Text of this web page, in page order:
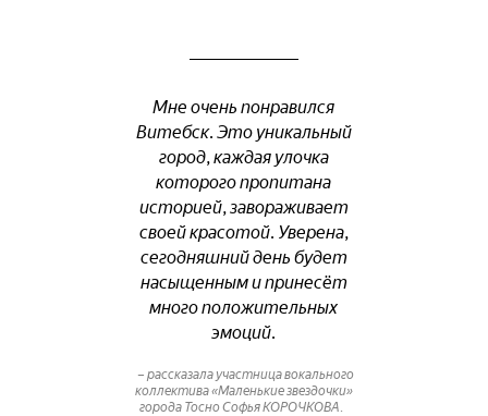
Мне очень понравился
Витебск. Это уникальный
город, каждая улочка
которого пропитана
историей, завораживает
своей красотой. Уверена,
сегодняшний день будет
насыщенным и принесёт
много положительных
эмоций.
– рассказала участница вокального
коллектива «Маленькие звездочки»
города Тосно Софья КОРОЧКОВА.